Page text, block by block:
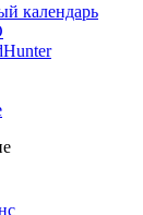
календарь